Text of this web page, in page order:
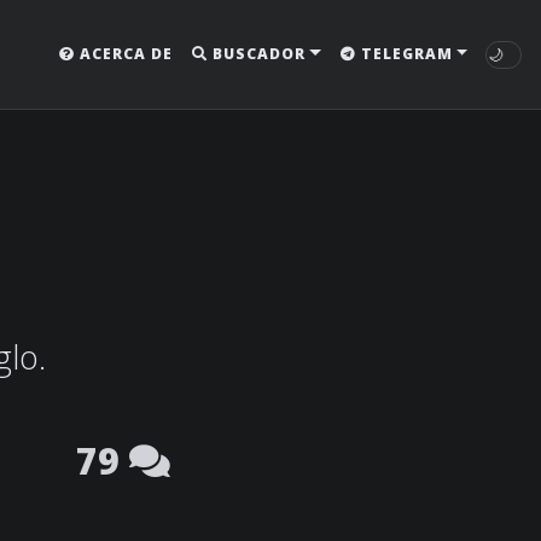
ACERCA DE BUSCADOR TELEGRAM 🌙
79